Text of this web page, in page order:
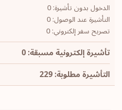
الدخول بدون تأشيرة: 0
التأشيرة عند الوصول: 0
تصريح سفر إلكتروني: 0
تأشيرة إلكترونية مسبقة: 0
التأشيرة مطلوبة: 229